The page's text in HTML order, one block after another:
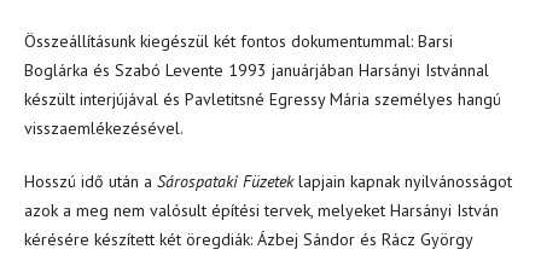
Összeállításunk kiegészül két fontos dokumentummal: Barsi
Boglárka és Szabó Levente 1993 januárjában Harsányi Istvánnal
készült interjújával és Pavletitsné Egressy Mária személyes hangú
visszaemlékezésével.
Hosszú idő után a Sárospataki Füzeteklapjain kapnak nyilvánosságot
azok a meg nem valósult építési tervek, melyeket Harsányi István
kérésére készített két öregdiák: Ázbej Sándor és Rácz György